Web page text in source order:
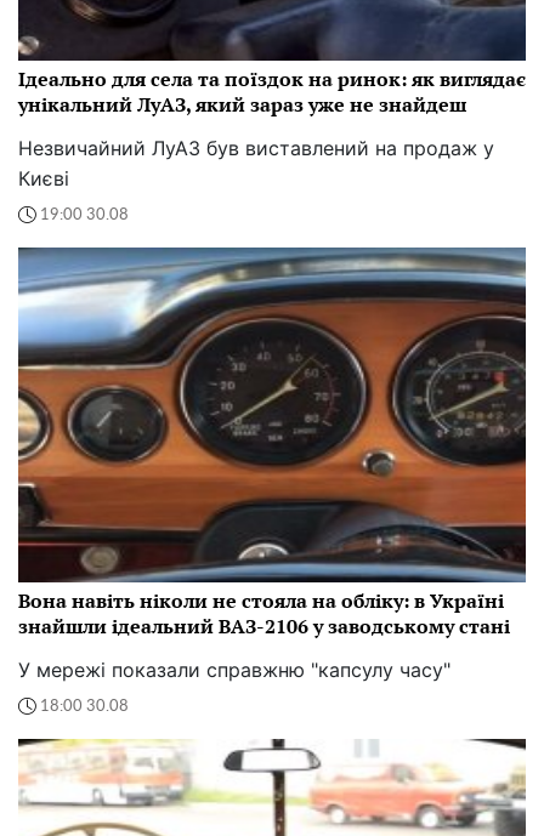
Ідеально для села та поїздок на ринок: як виглядає
унікальний ЛуАЗ, який зараз уже не знайдеш
Незвичайний ЛуАЗ був виставлений на продаж у
Києві
19:00 30.08
Вона навіть ніколи не стояла на обліку: в Україні
знайшли ідеальний ВАЗ-2106 у заводському стані
У мережі показали справжню "капсулу часу"
18:00 30.08